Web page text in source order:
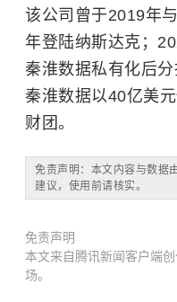
该公司曾于2019年
年登陆纳斯达克；
秦淮数据私有化后
秦淮数据以40亿美
财团。
免责声明：本文内容与数据
建议，使用前请核实。
免责声明
本文来自腾讯新闻客户端
场。